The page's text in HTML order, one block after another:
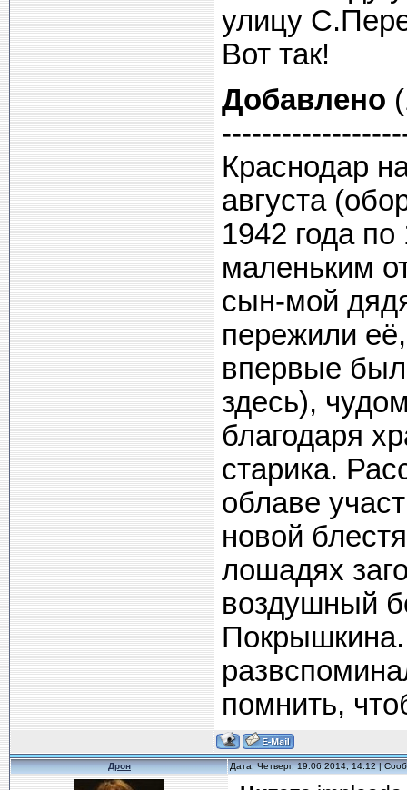
улицу
Вот так!
Добавлено
Краснодар
августа
1942 года
маленьким
сын-мой
пережили
впервые
здесь),
благодаря
старика.
облаве
новой
лошадях
воздушный
помнить,
Дрон Дата: Четверг, 19.06.2014, 14:12 |